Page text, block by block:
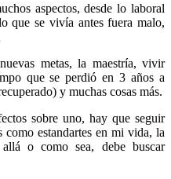
aspectos, desde lo laboral
que se vivía antes fuera malo,
metas, la maestría, vivir
que se perdió en 3 años a
y muchas cosas más.
sobre uno, hay que seguir
como estandartes en mi vida, la
o como sea, debe buscar